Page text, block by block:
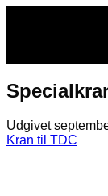
Udgivet
Kran til TDC